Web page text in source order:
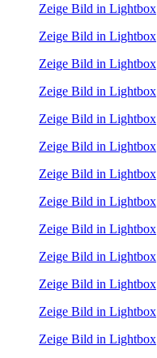
Zeige Bild in Lightbox
Zeige Bild in Lightbox
Zeige Bild in Lightbox
Zeige Bild in Lightbox
Zeige Bild in Lightbox
Zeige Bild in Lightbox
Zeige Bild in Lightbox
Zeige Bild in Lightbox
Zeige Bild in Lightbox
Zeige Bild in Lightbox
Zeige Bild in Lightbox
Zeige Bild in Lightbox
Zeige Bild in Lightbox